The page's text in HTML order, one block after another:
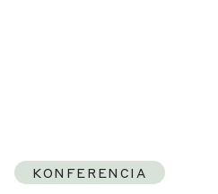
KONFERENCIA